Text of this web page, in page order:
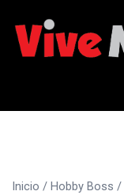
contenido
Inicio / Hobby Boss /